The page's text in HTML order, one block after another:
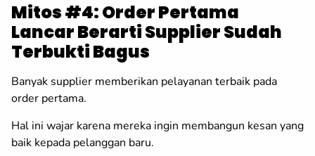
Mitos #4: Order Pertama
Lancar Berarti Supplier Sudah
Terbukti Bagus
Banyak supplier memberikan pelayanan terbaik pada
order pertama.
Hal ini wajar karena mereka ingin membangun kesan yang
baik kepada pelanggan baru.